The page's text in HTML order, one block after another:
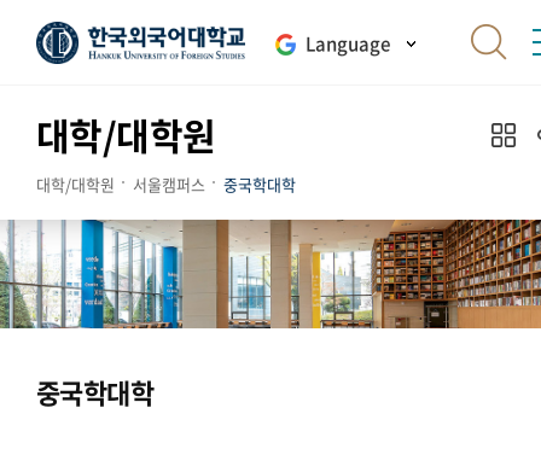
Language
대학/대학원
대학/대학원 서울캠퍼스 중국학대학
중국학대학